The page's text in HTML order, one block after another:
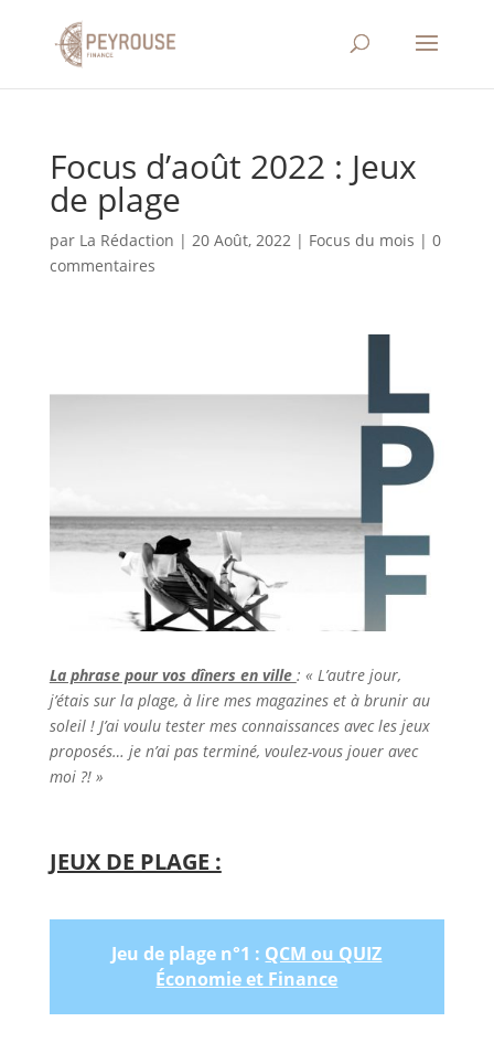
Focus d’août 2022 : Jeux
de plage
par La Rédaction | 20 Août, 2022| Focus du mois | 0
commentaires
La phrase pour vos dîners en ville : « L’autre jour,
j’étais sur la plage, à lire mes magazines et à brunir au
soleil ! J’ai voulu tester mes connaissances avec les jeux
proposés… je n’ai pas terminé, voulez-vous jouer avec
moi ?! »
JEUX DE PLAGE :
Jeu de plage n°1 : QCM ou QUIZ
Économie et Finance